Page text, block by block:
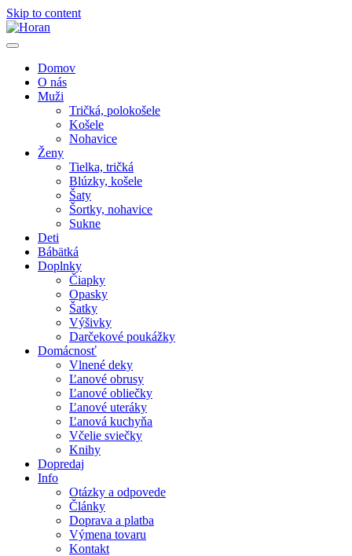
Skip to content
Domov
O nás
Muži
Tričká, polokošele
Košele
Nohavice
Ženy
Tielka, tričká
Blúzky, košele
Šaty
Šortky, nohavice
Sukne
Deti
Bábätká
Doplnky
Čiapky
Opasky
Šatky
Výšivky
Darčekové poukážky
Domácnosť
Vlnené deky
Ľanové obrusy
Ľanové obliečky
Ľanové uteráky
Ľanová kuchyňa
Včelie sviečky
Knihy
Dopredaj
Info
Otázky a odpovede
Články
Doprava a platba
Výmena tovaru
Kontakt